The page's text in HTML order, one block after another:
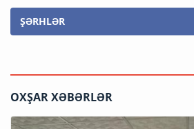
ŞƏRHLƏR
OXŞAR XƏBƏRLƏR